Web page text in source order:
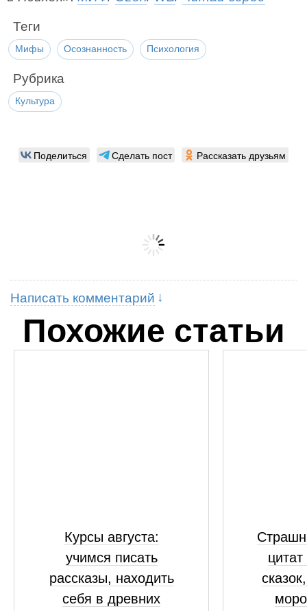
Теги
Мифы Осознанность Психология
Рубрика
Культура
Поделиться Сделать пост Рассказать друзьям
Написать комментарий
Похожие статьи
Курсы августа:
учимся писать
рассказы, находить
себя в древних
цитат